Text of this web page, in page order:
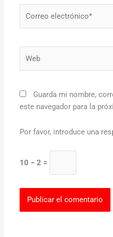
Guarda mi nombre,
este navegador para la
Por favor, introduce una
10 − 2 =